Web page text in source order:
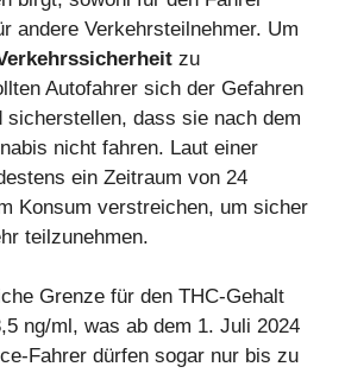
andere Verkehrsteilnehmer. Um
zu
Autofahrer sich der Gefahren
sicherstellen, dass sie nach dem
nicht fahren. Laut einer
ein Zeitraum von 24
Konsum verstreichen, um sicher
teilzunehmen.
Grenze für den THC-Gehalt
ng/ml, was ab dem 1. Juli 2024
Fahrer dürfen sogar nur bis zu